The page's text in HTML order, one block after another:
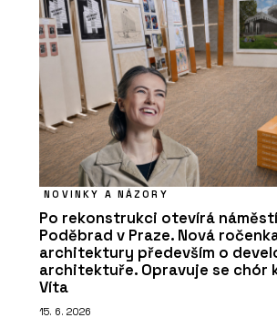
NOVINKY A NÁZORY
Po rekonstrukci otevírá
Poděbrad v Praze. Nová
architektury především o
architektuře. Opravuje se chór
Víta
15. 6. 2026